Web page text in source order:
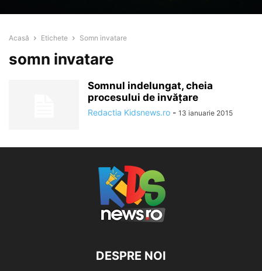
Acasă Etichete Somn invatare
somn invatare
Somnul indelungat, cheia
procesului de invăţare
Redactia Kidsnews.ro - 13 ianuarie 2015
DESPRE NOI